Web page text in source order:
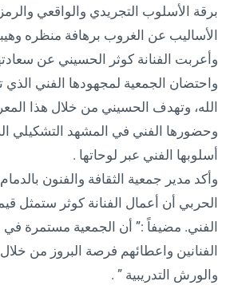
برقة الأسلوب التجريدي والواقعي
الأساليب عن الغروب برهافة منظره
وأعربت الفنانة كوثر الحسيني عن
واحتضان الجمعية لمجهودها الفني الذي
الله، وتهدف الحسيني من خلال هذا
وحضورها الفني في المشهد التشكيلي
أسلوبها الفني عبر لوحاتها .
وأكد مدير جمعية الثقافة والفنون
الحربي أن أعمال الفنانة كوثر ستمثل
الفني. مضيفاً :” أن الجمعية مستمرة
الفنانين واعطائهم فرصة البروز من
والورش التدريبية ” .